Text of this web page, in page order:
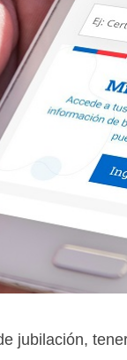
jubilación,